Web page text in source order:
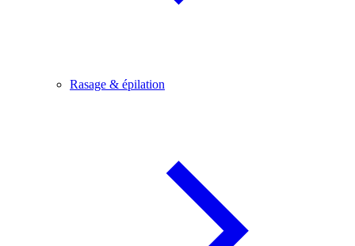
Rasage & épilation